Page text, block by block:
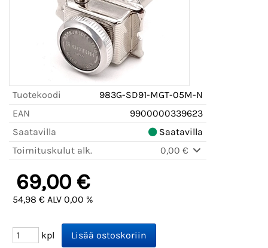
Tuotekoodi
983G-SD91-MGT-05M-N
EAN
9900000339623
Saatavilla
Saatavilla
Toimituskulut alk.
0,00 €
69,00 €
54,98 € ALV 0,00 %
kpl